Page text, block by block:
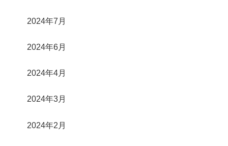
2024年7月
2024年6月
2024年4月
2024年3月
2024年2月